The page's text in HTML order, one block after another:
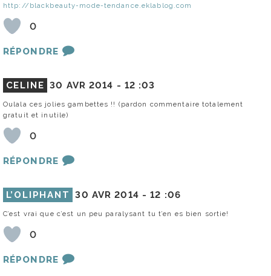
http://blackbeauty-mode-tendance.eklablog.com
0
RÉPONDRE
CELINE 30 AVR 2014 - 12 :03
Oulala ces jolies gambettes !! (pardon commentaire totalement
gratuit et inutile)
0
RÉPONDRE
L’OLIPHANT 30 AVR 2014 -12 :06
C’est vrai que c’est un peu paralysant tu t’en es bien sortie!
0
RÉPONDRE